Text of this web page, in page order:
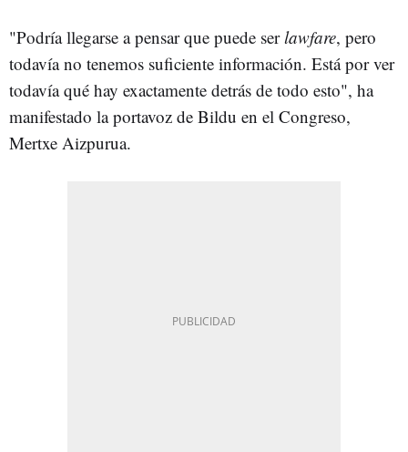
"Podría llegarse a pensar que puede serlawfare, pero
todavía no tenemos suficiente información. Está por ver
todavía qué hay exactamente detrás de todo esto", ha
manifestado la portavoz de Bildu en el Congreso,
Mertxe Aizpurua.